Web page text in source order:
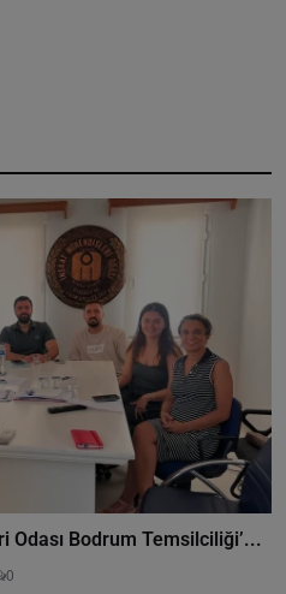
Bodrum Temsilciliği’...
0